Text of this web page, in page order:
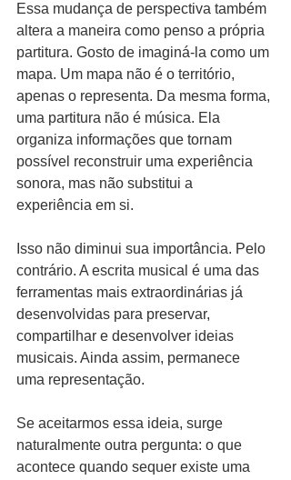
Essa mudança de perspectiva também
altera a maneira como penso a própria
partitura. Gosto de imaginá-la como um
mapa. Um mapa não é o território,
apenas o representa. Da mesma forma,
uma partitura não é música. Ela
organiza informações que tornam
possível reconstruir uma experiência
sonora, mas não substitui a
experiência em si.
Isso não diminui sua importância. Pelo
contrário. A escrita musical é uma das
ferramentas mais extraordinárias já
desenvolvidas para preservar,
compartilhar e desenvolver ideias
musicais. Ainda assim, permanece
uma representação.
Se aceitarmos essa ideia, surge
naturalmente outra pergunta: o que
acontece quando sequer existe uma